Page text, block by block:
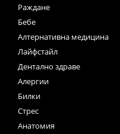
Раждане
Бебе
Алтернативна медицина
Лайфстайл
Дентално здраве
Алергии
Билки
Стрес
Анатомия